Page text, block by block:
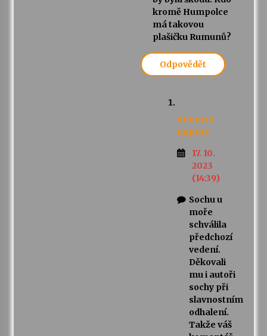
kromě Humpolce
má takovou
plašičku Rumunů?
Odpovědět
Anonym
napsal:
17. 10.
2023
(14:39)
Sochu u
moře
schválila
předchozí
vedení.
Děkovali
mu i autoři
sochy při
slavnostním
odhalení.
Takže váš